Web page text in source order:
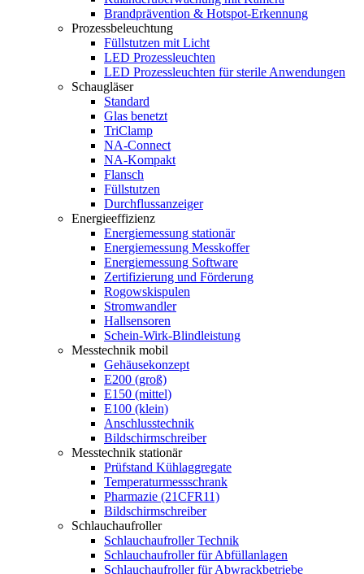
Brandprävention & Hotspot-Erkennung
Prozessbeleuchtung
Füllstutzen mit Licht
LED Prozessleuchten
LED Prozessleuchten für sterile Anwendungen
Schaugläser
Standard
Glas benetzt
TriClamp
NA-Connect
NA-Kompakt
Flansch
Füllstutzen
Durchflussanzeiger
Energieeffizienz
Energiemessung stationär
Energiemessung Messkoffer
Energiemessung Software
Zertifizierung und Förderung
Rogowskispulen
Stromwandler
Hallsensoren
Schein-Wirk-Blindleistung
Messtechnik mobil
Gehäusekonzept
E200 (groß)
E150 (mittel)
E100 (klein)
Anschlusstechnik
Bildschirmschreiber
Messtechnik stationär
Prüfstand Kühlaggregate
Temperaturmessschrank
Pharmazie (21CFR11)
Bildschirmschreiber
Schlauchaufroller
Schlauchaufroller Technik
Schlauchaufroller für Abfüllanlagen
Schlauchaufroller für Abwrackbetriebe